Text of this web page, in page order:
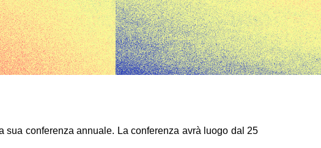
conferenza annuale. La conferenza avrà luogo dal 25